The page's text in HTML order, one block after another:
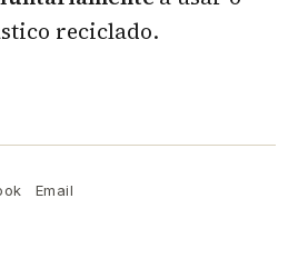
reciclado.
Email